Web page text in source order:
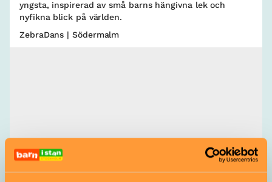
yngsta, inspirerad av små barns hängivna lek och
nyfikna blick på världen.
ZebraDans | Södermalm